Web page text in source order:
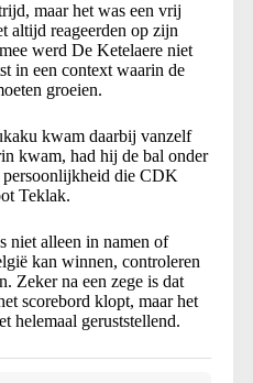
maar het was een vrij
altijd reageerden op zijn
werd De Ketelaere niet
in een context waarin de
groeien.
kwam daarbij vanzelf
kwam, had hij de bal onder
persoonlijkheid die CDK
Teklak.
niet alleen in namen of
kan winnen, controleren
Zeker na een zege is dat
scorebord klopt, maar het
helemaal geruststellend.